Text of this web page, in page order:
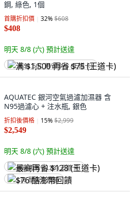
鋼, 綠色, 1個
首購折扣價 32%$608
$408
明天 8/8 (六) 預計送達
满 $1,500 再省 $75 (王道卡)
AQUATEC 銀河空氣過濾加濕器 含
N95過濾心 + 注水瓶, 銀色
折扣後價格 15%$2,999
$2,549
明天 8/8 (六) 預計送達
最高再省 $128 (王道卡)
$76 酷澎幣回饋